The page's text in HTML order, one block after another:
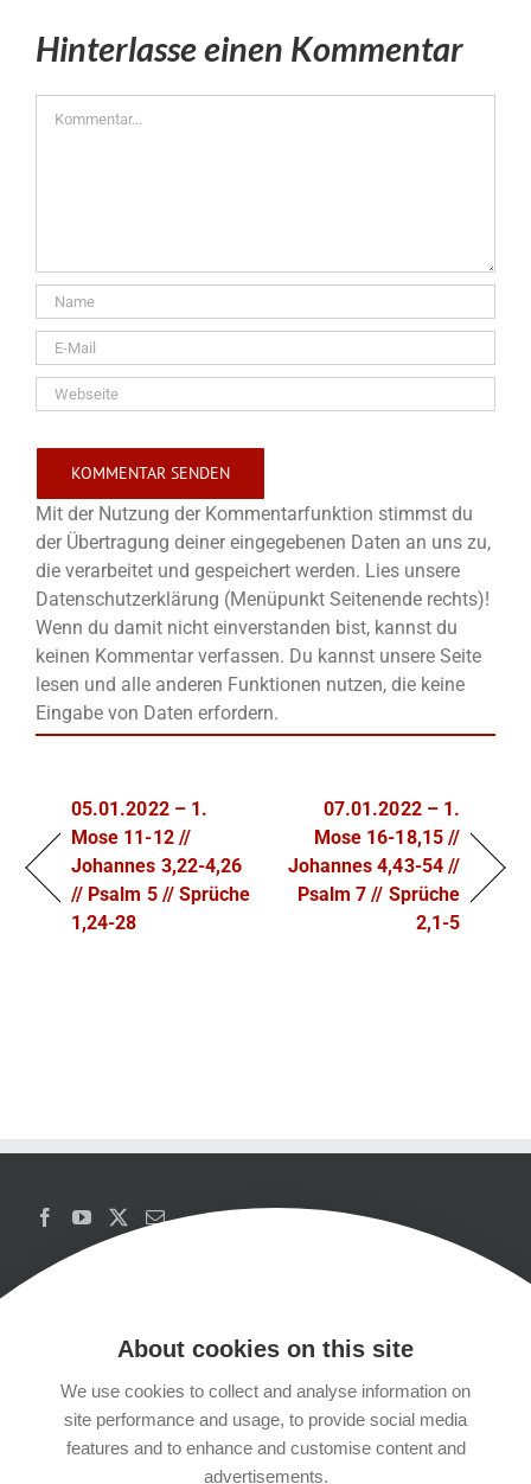
Hinterlasse einen Kommentar
Mit der Nutzung der Kommentarfunktion stimmst du
der Übertragung deiner eingegebenen Daten an uns zu,
die verarbeitet und gespeichert werden. Lies unsere
Datenschutzerklärung (Menüpunkt Seitenende rechts)!
Wenn du damit nicht einverstanden bist, kannst du
keinen Kommentar verfassen. Du kannst unsere Seite
lesen und alle anderen Funktionen nutzen, die keine
Eingabe von Daten erfordern.
05.01.2022 – 1.
Mose 11-12 //
Johannes 3,22-4,26
// Psalm 5 // Sprüche
1,24-28
07.01.2022 – 1.
Mose 16-18,15 //
Johannes 4,43-54 //
Psalm 7 // Sprüche
2,1-5
Copyrights
Datenschutzerklärung
About cookies on this site
We use cookies to collect and analyse information on
site performance and usage, to provide social media
features and to enhance and customise content and
advertisements.